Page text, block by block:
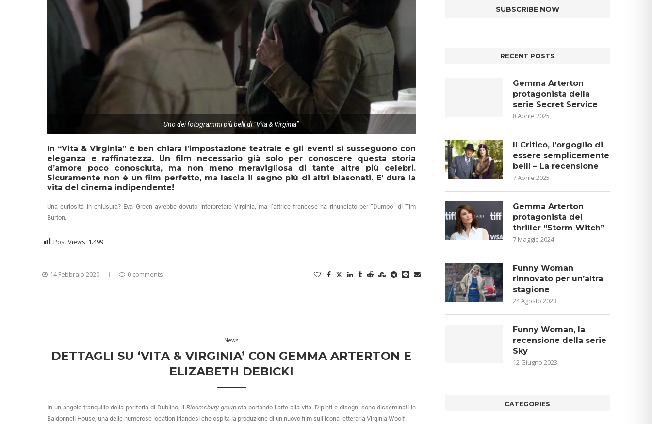
Uno dei fotogrammi più belli di “Vita & Virginia”
In “Vita & Virginia” è ben chiara l’impostazione teatrale e gli eventi si susseguono con
eleganza e raffinatezza. Un film necessario già solo per conoscere questa storia
d’amore poco conosciuta, ma non meno meravigliosa di tante altre più celebri.
Sicuramente non è un film perfetto, ma lascia il segno più di altri blasonati. E’ dura la
vita del cinema indipendente!
Una curiosità in chiusura? Eva Green avrebbe dovuto interpretare Virginia, ma l’attrice francese ha rinunciato per “Dumbo” di Tim
Burton.
Post Views: 1.499
14 Febbraio 2020 0 comments
News
DETTAGLI SU ‘VITA & VIRGINIA’ CON GEMMA ARTERTON E
ELIZABETH DEBICKI
In un angolo tranquillo della periferia di Dublino, il Bloomsbury groupsta portando l’arte alla vita. Dipinti e disegni sono disseminati in
Baldonnell House, una delle numerose location irlandesi che ospita la produzione di un nuovo film sull’icona letteraria Virginia Woolf.
RECENT POSTS
Gemma Arterton
protagonista della
serie Secret Service
8 Aprile 2025
Il Critico, l’orgoglio di
essere semplicemente
belli – La recensione
7 Aprile 2025
Gemma Arterton
protagonista del
thriller “Storm Witch”
7 Maggio 2024
Funny Woman
rinnovato per un’altra
stagione
24 Agosto 2023
Funny Woman, la
recensione della serie
Sky
12 Giugno 2023
CATEGORIES